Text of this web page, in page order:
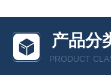
产品分
PRODUCT